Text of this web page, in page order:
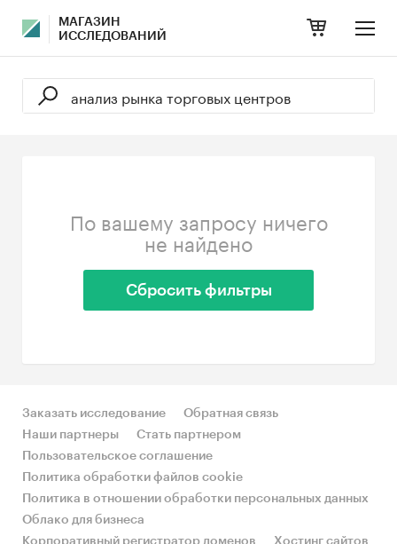
МАГАЗИН
ИССЛЕДОВАНИЙ
По вашему запросу ничего
не найдено
Сбросить фильтры
Заказать исследование
Обратная связь
Наши партнеры
Стать партнером
Пользовательское соглашение
Политика обработки файлов cookie
Политика в отношении обработки персональных данных
Облако для бизнеса
Корпоративный регистратор доменов
Хостинг сайтов